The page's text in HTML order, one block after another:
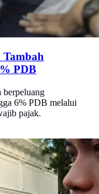
Tambah
PDB
berpeluang
6% PDB melalui
pajak.